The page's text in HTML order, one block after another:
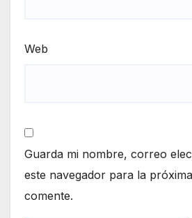
Web
Guarda mi nombre, correo
este navegador para la
comente.